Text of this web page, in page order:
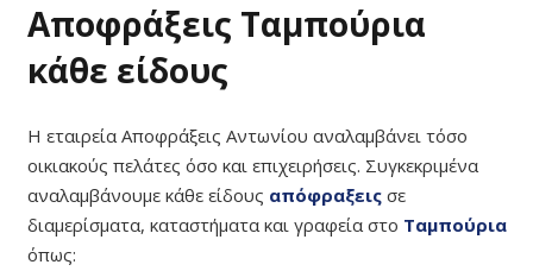
Αποφράξεις Ταμπούρια
κάθε είδους
Η εταιρεία Αποφράξεις Αντωνίου αναλαμβάνει τόσο
οικιακούς πελάτες όσο και επιχειρήσεις. Συγκεκριμένα
αναλαμβάνουμε κάθε είδους απόφραξειςσε
διαμερίσματα, καταστήματα και γραφεία στο Ταμπούρια
όπως: